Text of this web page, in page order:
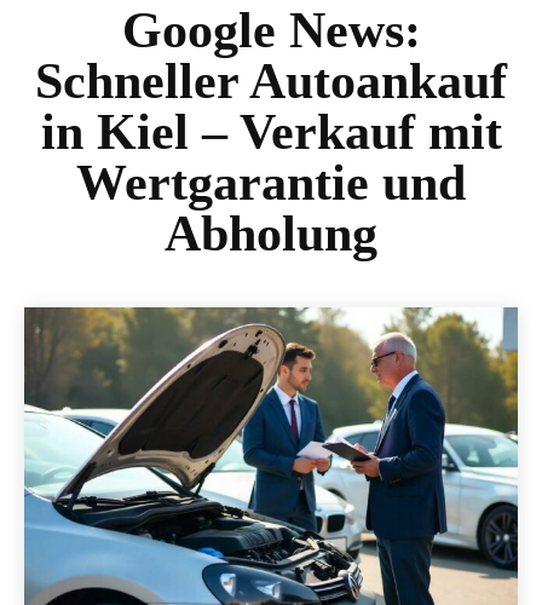
Google News:
Schneller Autoankauf
in Kiel – Verkauf mit
Wertgarantie und
Abholung